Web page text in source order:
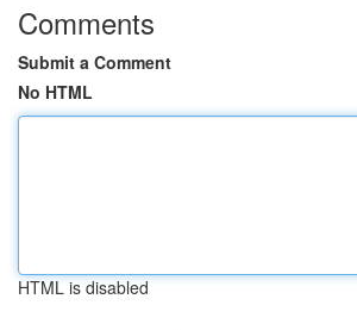
Comments
Submit a Comment
No HTML
HTML is disabled